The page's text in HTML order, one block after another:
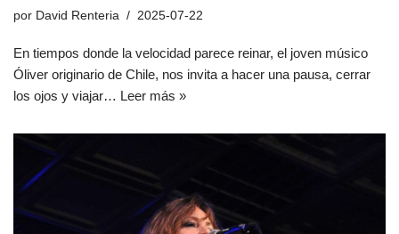
por David Renteria 2025-07-22
En tiempos donde la velocidad parece reinar, el joven músico
Óliver originario de Chile, nos invita a hacer una pausa, cerrar
los ojos y viajar… Leer más »